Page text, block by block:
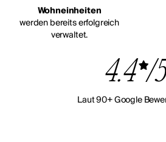
Wohneinheiten
werden bereits erfolgreich
verwaltet.
4.4 /
Laut 90+ Google